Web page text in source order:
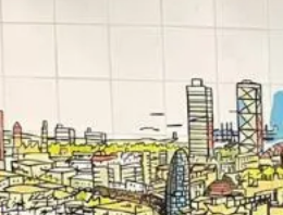
Préparation à l'examen DELE
Cours particuliers
École d'espagnol du Costa Rica
Cours intensif en groupe
Cours intensif et de surf en
Cours de longue durée